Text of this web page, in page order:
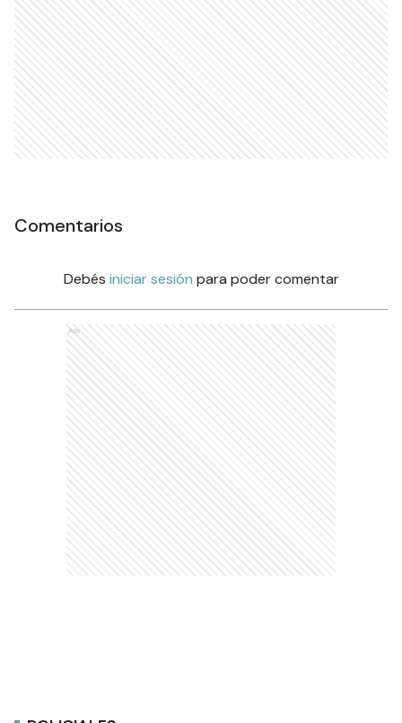
Comentarios
Debés iniciar sesión para poder comentar
Ads